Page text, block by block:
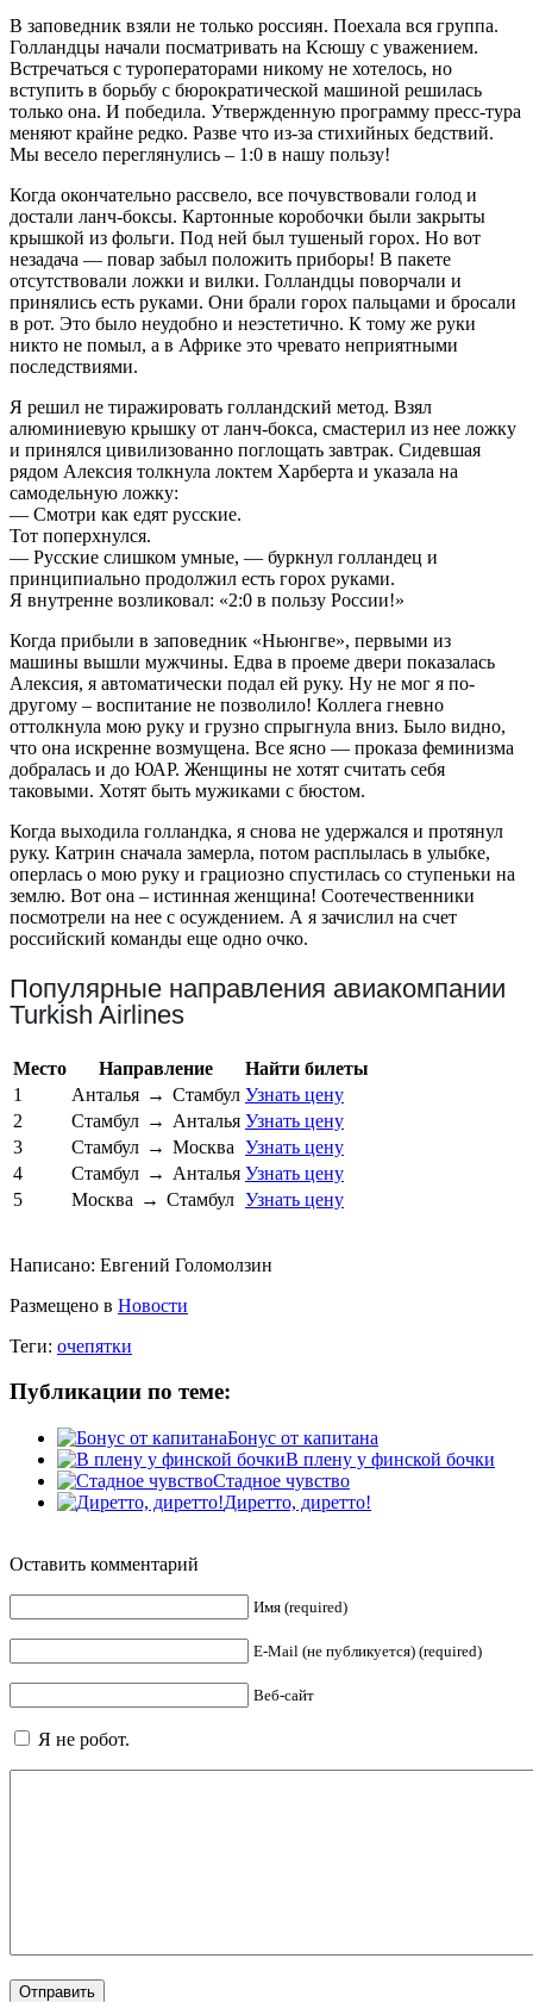
В заповедник взяли не только россиян. Поехала вся группа.
Голландцы начали посматривать на Ксюшу с уважением.
Встречаться с туроператорами никому не хотелось, но
вступить в борьбу с бюрократической машиной решилась
только она. И победила. Утвержденную программу пресс-тура
меняют крайне редко. Разве что из-за стихийных бедствий.
Мы весело переглянулись – 1:0 в нашу пользу!
Когда окончательно рассвело, все почувствовали голод и
достали ланч-боксы. Картонные коробочки были закрыты
крышкой из фольги. Под ней был тушеный горох. Но вот
незадача — повар забыл положить приборы! В пакете
отсутствовали ложки и вилки. Голландцы поворчали и
принялись есть руками. Они брали горох пальцами и бросали
в рот. Это было неудобно и неэстетично. К тому же руки
никто не помыл, а в Африке это чревато неприятными
последствиями.
Я решил не тиражировать голландский метод. Взял
алюминиевую крышку от ланч-бокса, смастерил из нее ложку
и принялся цивилизованно поглощать завтрак. Сидевшая
рядом Алексия толкнула локтем Харберта и указала на
самодельную ложку:
— Смотри как едят русские.
Тот поперхнулся.
— Русские слишком умные, — буркнул голландец и
принципиально продолжил есть горох руками.
Я внутренне возликовал: «2:0 в пользу России!»
Когда прибыли в заповедник «Ньюнгве», первыми из
машины вышли мужчины. Едва в проеме двери показалась
Алексия, я автоматически подал ей руку. Ну не мог я по-
другому – воспитание не позволило! Коллега гневно
оттолкнула мою руку и грузно спрыгнула вниз. Было видно,
что она искренне возмущена. Все ясно — проказа феминизма
добралась и до ЮАР. Женщины не хотят считать себя
таковыми. Хотят быть мужиками с бюстом.
Когда выходила голландка, я снова не удержался и протянул
руку. Катрин сначала замерла, потом расплылась в улыбке,
оперлась о мою руку и грациозно спустилась со ступеньки на
землю. Вот она – истинная женщина! Соотечественники
посмотрели на нее с осуждением. А я зачислил на счет
российский команды еще одно очко.
Популярные направления авиакомпании
Turkish Airlines
Место Направление
Найти билеты
1
Анталья → Стамбул Узнать цену
2
Стамбул → Анталья Узнать цену
3
Стамбул → Москва Узнать цену
4
Стамбул → Анталья Узнать цену
5
Москва → Стамбул Узнать цену
Написано: Евгений Голомолзин
Размещено в Новости
Теги: очепятки
Публикации по теме:
Бонус от капитана
В плену у финской бочки
Стадное чувство
Диретто, диретто!
Оставить комментарий
Имя (required)
E-Mail (не публикуется) (required)
Веб-сайт
Я не робот.